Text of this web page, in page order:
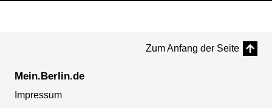
Zum Anfang der Seite
Mein.Berlin.de
Impressum